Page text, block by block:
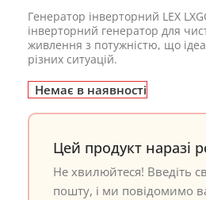
Генератор інверторний LEX
інверторний генератор для
живлення з потужністю, що
різних ситуацій.
Немає в наявності
Цей продукт наразі
Не хвилюйтеся! Введіть
пошту, і ми повідомимо